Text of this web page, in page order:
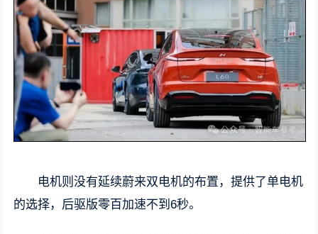
电机则没有延续蔚来双电机的布置，提供了单电机
的选择，后驱版零百加速不到6秒。